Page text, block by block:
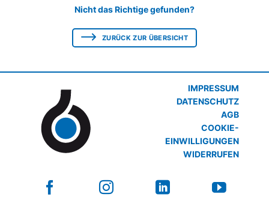
Nicht das Richtige gefunden?
ZURÜCK ZUR ÜBERSICHT
IMPRESSUM
DATENSCHUTZ
AGB
COOKIE-
EINWILLIGUNGEN
WIDERRUFEN